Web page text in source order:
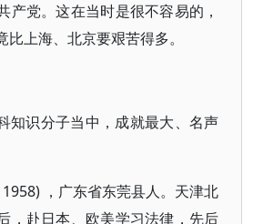
产党。这在当时是很不容易的，
上海、北京要艰苦得多。
知识分子当中，成就最大、名声
，广东省东莞县人。天津北
，赴日本、欧美学习法律，先后